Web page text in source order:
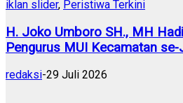
iklan slider, Peristiwa Terkini
H. Joko Umboro SH., MH
Pengurus MUI Kecamatan
redaksi-29 Juli 2026